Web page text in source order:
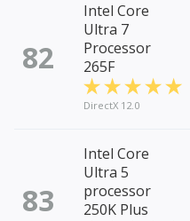
82
Intel Core
Ultra 7
Processor
265F
DirectX 12.0
83
Intel Core
Ultra 5
processor
250K Plus